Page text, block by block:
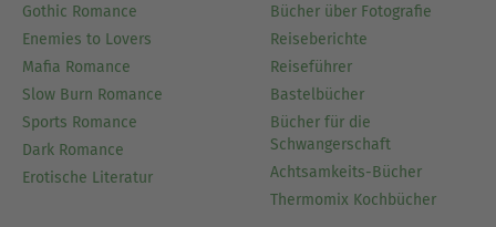
Ausblenden
Gothic Romance
Enemies to Lovers
Mafia Romance
Slow Burn Romance
Sports Romance
Dark Romance
Erotische Literatur
Bücher über Fotografie
Reiseberichte
Reiseführer
Bastelbücher
Bücher für die
Schwangerschaft
Achtsamkeits-Bücher
Thermomix Kochbücher